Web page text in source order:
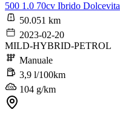
500 1.0 70cv Ibrido Dolcevita
50.051 km
2023-02-20
MILD-HYBRID-PETROL
Manuale
3,9 l/100km
104 g/km